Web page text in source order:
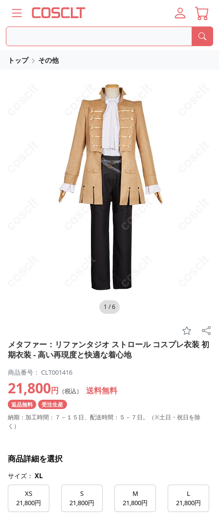
トップ その他
1 /6
メタファー：リファンタジオ ストロール コスプレ衣装 初
期衣装 - 高い再現度と快適な着心地
商品番号： CLT001416
21,800円 （税込） 送料無料
返品無料 受注生産
納期：加工時間：７－１５日、配送時間：５－７日。（※土日・祝日を除
く）
商品詳細を選択
サイズ： XL
XS
21,800円
S
21,800円
M
21,800円
L
21,800円